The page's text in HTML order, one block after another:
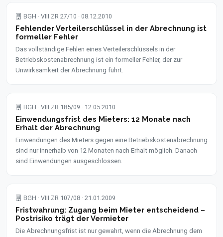
BGH · VIII ZR 27/10 · 08.12.2010
Fehlender Verteilerschlüssel in der Abrechnung ist
formeller Fehler
Das vollständige Fehlen eines Verteilerschlüssels in der
Betriebskostenabrechnung ist ein formeller Fehler, der zur
Unwirksamkeit der Abrechnung führt.
BGH · VIII ZR 185/09 · 12.05.2010
Einwendungsfrist des Mieters: 12 Monate nach
Erhalt der Abrechnung
Einwendungen des Mieters gegen eine Betriebskostenabrechnung
sind nur innerhalb von 12 Monaten nach Erhalt möglich. Danach
sind Einwendungen ausgeschlossen.
BGH · VIII ZR 107/08 · 21.01.2009
Fristwahrung: Zugang beim Mieter entscheidend –
Postrisiko trägt der Vermieter
Die Abrechnungsfrist ist nur gewahrt, wenn die Abrechnung dem